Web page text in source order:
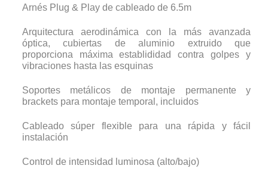
Arnés Plug & Play de cableado de 6.5m
Arquitectura aerodinámica con la más avanzada
óptica, cubiertas de aluminio extruido que
proporciona máxima establididad contra golpes y
vibraciones hasta las esquinas
Soportes metálicos de montaje permanente y
brackets para montaje temporal, incluidos
Cableado súper flexible para una rápida y fácil
instalación
Control de intensidad luminosa (alto/bajo)